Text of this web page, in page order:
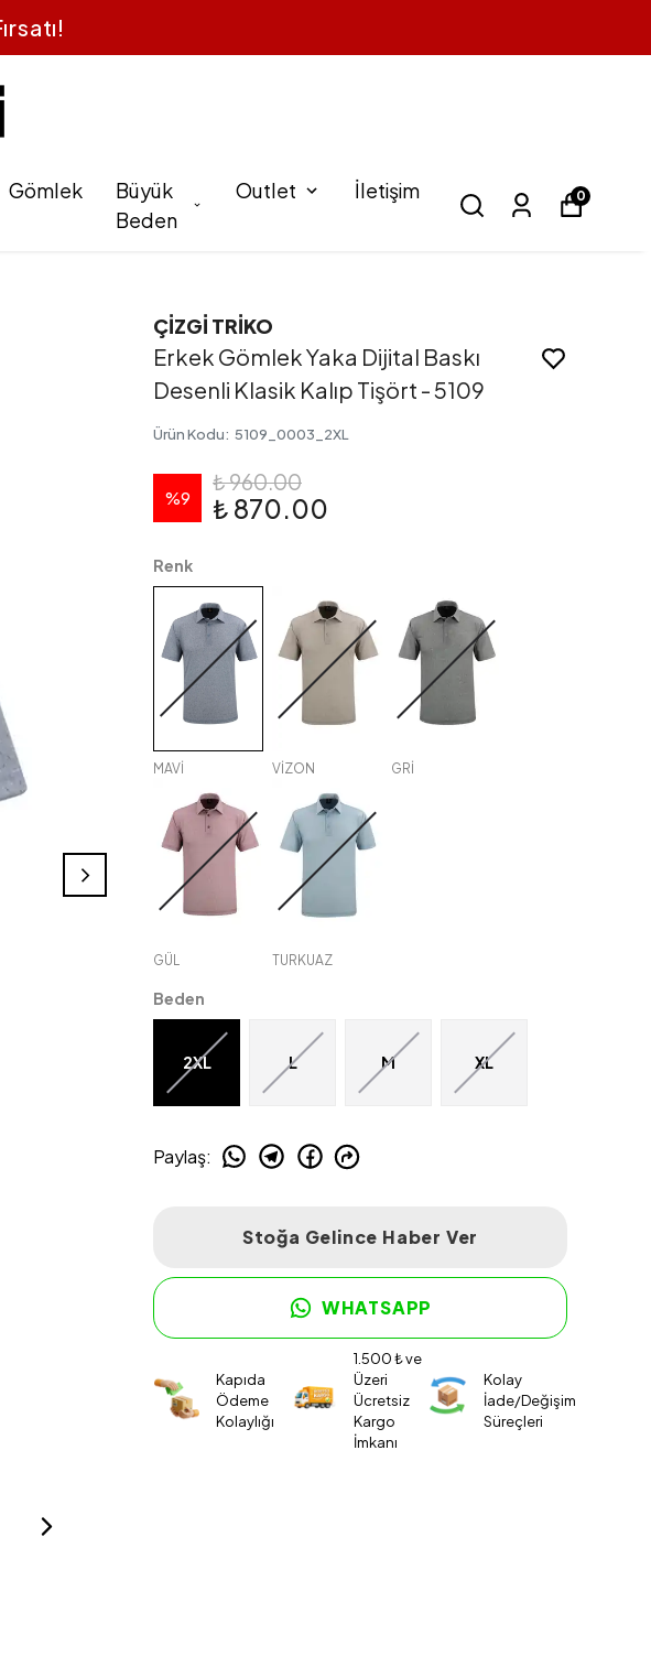
Gömlek
Büyük
Beden
Outlet İletişim 0
ÇİZGİ TRİKO
Erkek Gömlek Yaka Dijital Baskı
Desenli Klasik Kalıp Tişört - 5109
Ürün Kodu: 5109_0003_2XL
%9
₺ 960.00
₺ 870.00
Renk
MAVİ VİZON GRİ
GÜL TURKUAZ
Beden
2XL L M XL
Paylaş:
Stoğa Gelince Haber Ver
WHATSAPP
Kapıda
Ödeme
Kolaylığı
1.500 ₺ ve
Üzeri
Ücretsiz
Kargo
İmkanı
Kolay
İade/Değişim
Süreçleri